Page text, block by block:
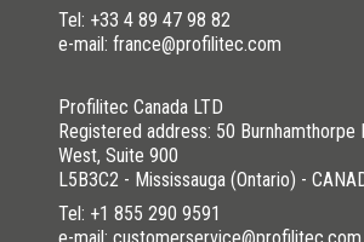
Tel: +33 4 89 47 98 82
e-mail: france@profilitec.com
Profilitec Canada LTD
Registered address: 50 Burnhamthorpe
West, Suite 900
L5B3C2 - Mississauga (Ontario) -
Tel: +1 855 290 9591